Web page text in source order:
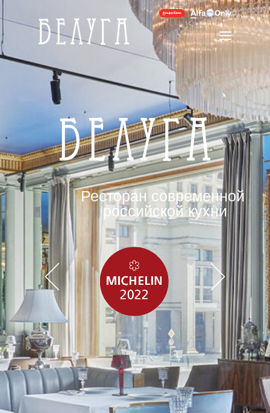
САМЫЙ БОЛЬШОЙ
ИКОРНЫЙ БАР В РОССИИ
ВИДОВ
ЧЕРНОЙ
ИКРЫ
15
Ресторан современной
российской кухни